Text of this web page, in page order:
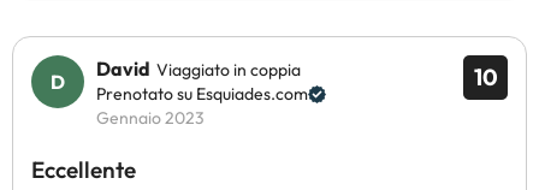
10
David Viaggiato in coppia
Prenotato su Esquiades.com
Gennaio 2023
Eccellente